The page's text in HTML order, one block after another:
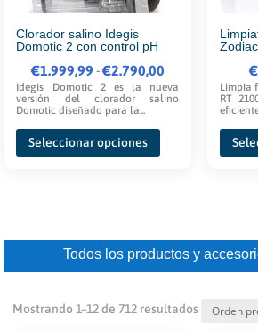
Clorador salino Idegis
Domotic 2 con control pH
€1.999,99 -€2.790,00
Rango
de
precios:
desde
€1.999,99
Idegis Domotic 2 es la nueva
versión del clorador salino
Domotic diseñado para la...
Seleccionar opciones
Este
Las
opciones
pueden
€
Limpia
RT
Todos los productos y
Mostrando 1–12 de 712 resultados